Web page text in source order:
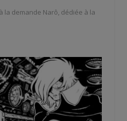
la demande Narô, dédiée à la